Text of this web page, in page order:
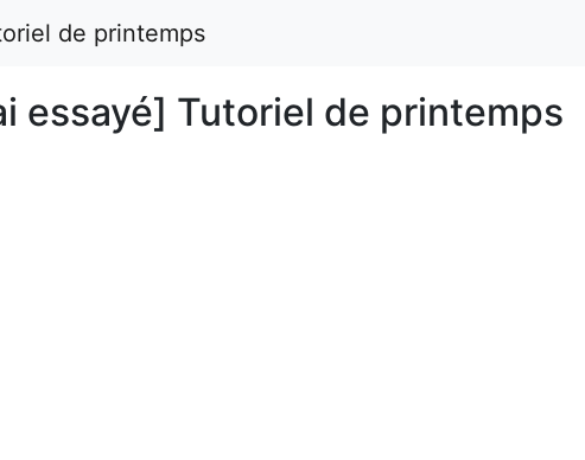
de printemps
essayé] Tutoriel de printemps